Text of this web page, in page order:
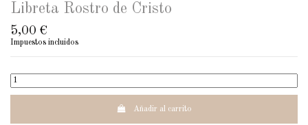
Libreta Rostro de Cristo
5,00 €
Impuestos incluidos
Añadir al carrito